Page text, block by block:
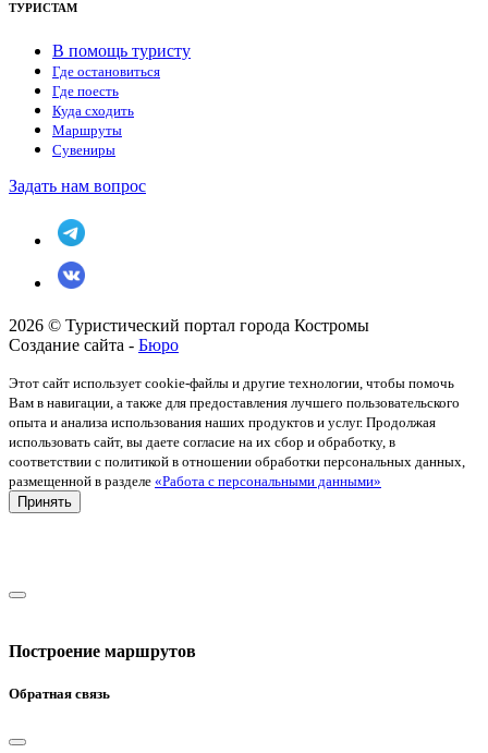
ТУРИСТАМ
В помощь туристу
Где остановиться
Где поесть
Куда сходить
Маршруты
Сувениры
Задать нам вопрос
2026 © Туристический портал города Костромы
Создание сайта - Бюро
Этот сайт использует cookie-файлы и другие технологии, чтобы помочь
Вам в навигации, а также для предоставления лучшего пользовательского
опыта и анализа использования наших продуктов и услуг. Продолжая
использовать сайт, вы даете согласие на их сбор и обработку, в
соответствии с политикой в отношении обработки персональных данных,
размещенной в разделе «Работа с персональными данными»
Принять
Построение маршрутов
Обратная связь